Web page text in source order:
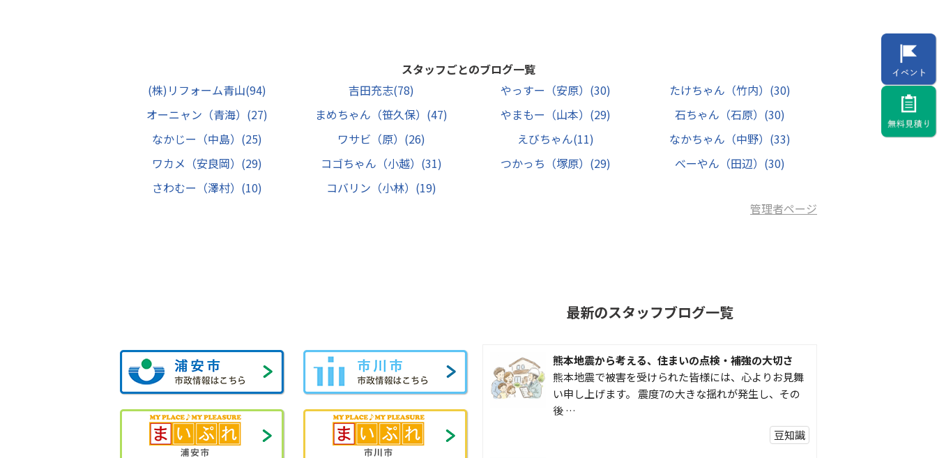
スタッフごとのブログ一覧
(株)リフォーム青山(94) 吉田充志(78) やっすー（安原） (30) たけちゃん（竹内） (30)
オーニャン（青海） (27) まめちゃん（笹久保） (47) やまもー（山本） (29) 石ちゃん（石原） (30)
なかじー（中島） (25) ワサビ（原） (26) えびちゃん(11) なかちゃん（中野） (33)
ワカメ（安良岡） (29) コゴちゃん（小越） (31) つかっち（塚原） (29) べーやん（田辺） (30)
さわむー（澤村） (10) コバリン（小林） (19)
管理者ページ
最新のスタッフブログ一覧
熊本地震から考える、住まいの点検・補強の大切さ
熊本地震で被害を受けられた皆様には、心よりお見舞
い申し上げます。 震度7の大きな揺れが発生し、その
後 …
豆知識